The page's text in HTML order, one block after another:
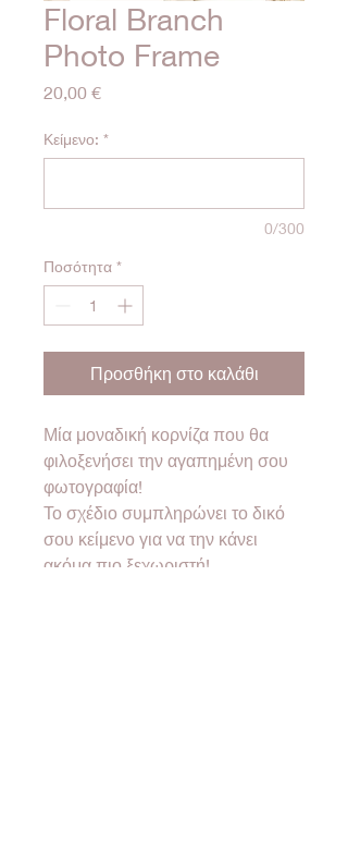
Floral Branch
Photo Frame
20,00 €Τιμή
Κείμενο: *
0/300
Ποσότητα *
Προσθήκη στο καλάθι
Μία μοναδική κορνίζα που θα
φιλοξενήσει την αγαπημένη σου
φωτογραφία!
Το σχέδιο συμπληρώνει το δικό
σου κείμενο για να την κάνει
ακόμα πιο ξεχωριστή!